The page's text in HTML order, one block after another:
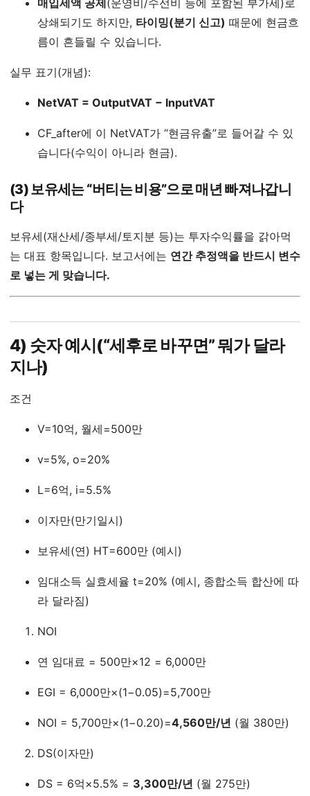
상쇄되기도 하지만, 타이밍(분기 신고) 때문에 현금흐
름이 흔들릴 수 있습니다.
실무 표기(개념):
NetVAT = OutputVAT − InputVAT
CF_after에 이 NetVAT가 “현금유출”로 들어갈 수 있
습니다(수익이 아니라 현금).
(3) 보유세는 “버티는 비용”으로 매년 빠져나갑니
다
보유세(재산세/종부세/토지분 등)는 투자수익률을 갉아먹
는 대표 항목입니다. 보고서에는 연간 추정액을 반드시 변수
로 넣는 게 맞습니다.
4) 숫자 예시(“세후로 바꾸면” 뭐가 달라
지나)
조건
V=10억, 월세=500만
v=5%, o=20%
L=6억, i=5.5%
이자만(만기일시)
보유세(연) HT=600만 (예시)
임대소득 실효세율 t=20% (예시, 종합소득 합산에 따
라 달라짐)
NOI
연 임대료 = 500만×12 = 6,000만
EGI = 6,000만×(1−0.05)=5,700만
NOI = 5,700만×(1−0.20)=4,560만/년 (월 380만)
DS(이자만)
DS = 6억×5.5% = 3,300만/년 (월 275만)